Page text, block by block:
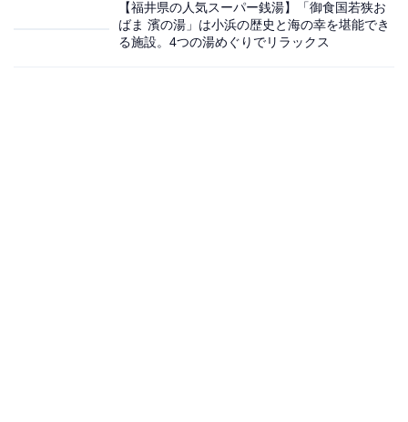
【福井県の人気スーパー銭湯】「御食国若狭お
ばま 濱の湯」は小浜の歴史と海の幸を堪能でき
る施設。4つの湯めぐりでリラックス